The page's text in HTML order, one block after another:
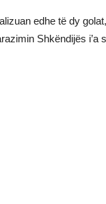
edhe të dy
Shkëndijës